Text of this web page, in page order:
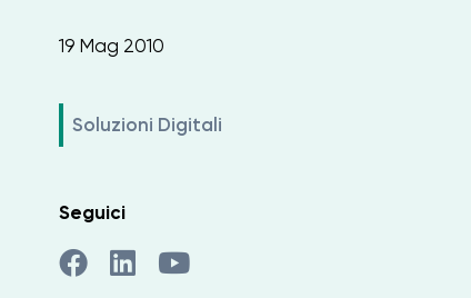
19 Mag 2010
Soluzioni Digitali
Seguici